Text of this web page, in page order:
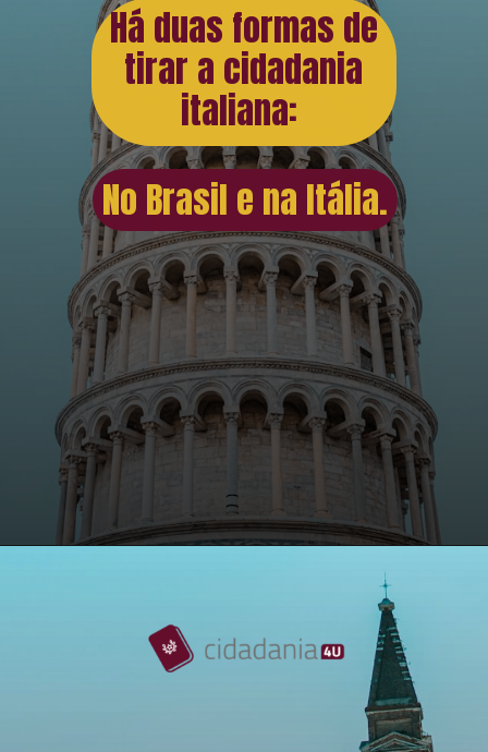
Há duas formas de
tirar a cidadania
italiana:
No Brasil e na Itália.